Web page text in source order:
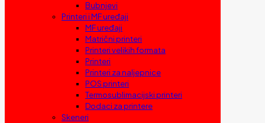
Bubnjevi
Printeri i MF uređaji
MF uređaji
Matrični printeri
Printeri velikih formata
Printeri
Printeri za naljepnice
POS printeri
Termosublimacijski printeri
Dodaci za printere
Skeneri